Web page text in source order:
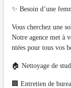
✨ Besoin d’une
Vous cherchez une
Notre agence met à
ntées pour tous vos
🏠 Nettoyage de
🏢 Entretien de